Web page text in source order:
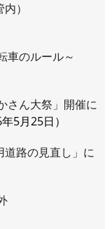
）
車のルール～
さん大祭」開催に
5月25日
道路の見直し」に